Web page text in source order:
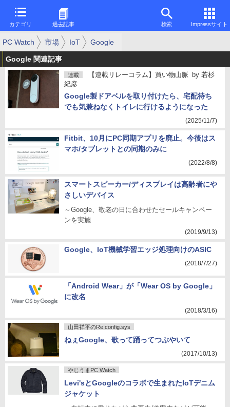
カテゴリ 過去記事 検索 Impressサイト
PC Watch 市場 IoT Google
Google 関連記事
連載 【連載リレーコラム】買い物山脈 by 若杉
紀彦
Google製ドアベルを取り付けたら、宅配待ち
でも気兼ねなくトイレに行けるようになった
(2025/11/7)
Fitbit、10月にPC同期アプリを廃止。今後はス
マホ/タブレットとの同期のみに
(2022/8/8)
スマートスピーカー/ディスプレイは高齢者にや
さしいデバイス
～Google、敬老の日に合わせたセールキャンペー
ンを実施
(2019/9/13)
Google、IoT機械学習エッジ処理向けのASIC
(2018/7/27)
「Android Wear」が「Wear OS by Google」
に改名
(2018/3/16)
山田祥平のRe:config.sys
ねぇGoogle、歌って踊ってつぶやいて
(2017/10/13)
やじうまPC Watch
Levi'sとGoogleのコラボで生まれたIoTデニム
ジャケット